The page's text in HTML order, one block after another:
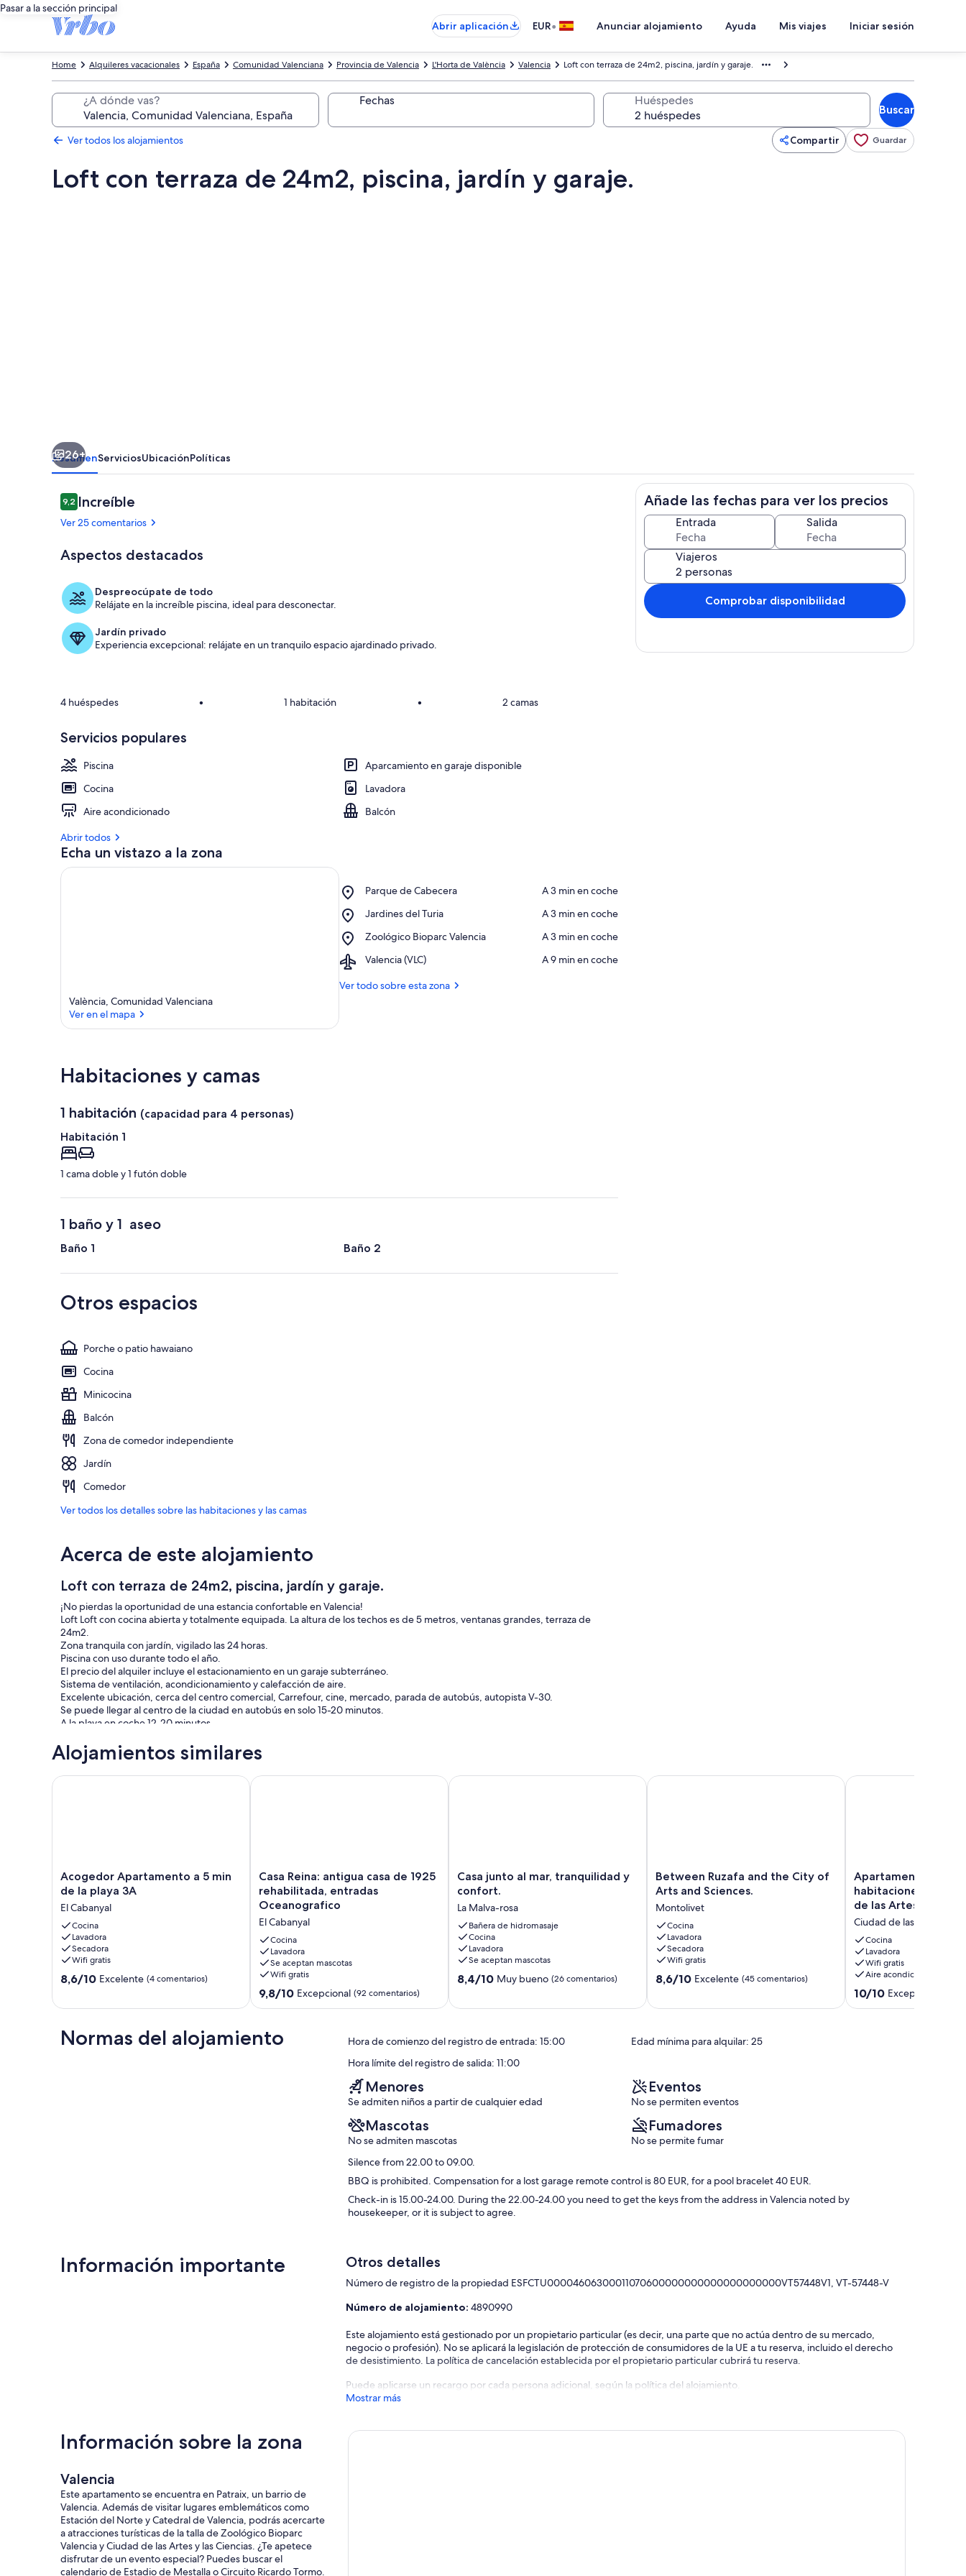
Pasar a la sección principal
Abrir aplicación
EUR• Anunciar alojamiento Ayuda Mis viajes Iniciar sesión
Loft con terraza de 24m2, piscina, jardín y garaje.
Valencia
L'Horta de València
Provincia de Valencia
Comunidad Valenciana
España
Alquileres vacacionales
Home
¿A dónde vas? Fechas Huéspedes
Buscar
Ver todos los alojamientos Compartir Guardar
Loft con terraza de 24m2, piscina, jardín y garaje.
y
garaje.
Jardines del alojamiento Interior
26+
ResumenServiciosUbicaciónPolíticas
Comentarios
9,29,2 de 10
Increíble
Ver 25 comentarios
Aspectos destacados
Despreocúpate de todo
Relájate en la increíble piscina, ideal para desconectar.
Jardín privado
Experiencia excepcional: relájate en un tranquilo espacio ajardinado privado.
4 huéspedes • 1 habitación • 2 camas
Servicios populares
Piscina
Aparcamiento en garaje disponible
Cocina
Lavadora
Aire acondicionado
Balcón
Abrir todos
Echa un vistazo a la zona
València, Comunidad Valenciana
Ver en el mapa
Parque de Cabecera
Place,
de
‪A 3 min en coche‬
Jardines del Turia
Place,
del
‪A 3 min en coche‬
Zoológico Bioparc Valencia
Place,
Bioparc
‪A 3 min en coche‬
Valencia (VLC)
Airport,
(VLC)
‪A 9 min en coche‬
Ver todo sobre esta zona
Habitaciones y camas
1 habitación (capacidad para 4 personas)
Habitación 1
1 cama doble y 1 futón doble
1 baño y 1 aseo
Baño 1 Baño 2
Otros espacios
Porche o patio hawaiano
Cocina
Minicocina
Balcón
Zona de comedor independiente
Jardín
Comedor
Ver todos los detalles sobre las habitaciones y las camas
Acerca de este alojamiento
Loft con terraza de 24m2, piscina, jardín y garaje.
¡No pierdas la oportunidad de una estancia confortable en Valencia!
Loft Loft con cocina abierta y totalmente equipada. La altura de los techos es de 5 metros, ventanas grandes, terraza de
24m2.
Zona tranquila con jardín, vigilado las 24 horas.
Piscina con uso durante todo el año.
El precio del alquiler incluye el estacionamiento en un garaje subterráneo.
Sistema de ventilación, acondicionamiento y calefacción de aire.
Excelente ubicación, cerca del centro comercial, Carrefour, cine, mercado, parada de autobús, autopista V-30.
Se puede llegar al centro de la ciudad en autobús en solo 15-20 minutos.
A la playa en coche 12-20 minutos.
Añade las fechas para ver los precios
Entrada Salida
Viajeros
Comprobar disponibilidad
Alojamientos similares
Acogedor
Apartamento
5
min
de
la
playa
3A
Acogedor Apartamento a 5 min
de la playa 3A
El Cabanyal
Cocina
Lavadora
Secadora
Wifi gratis
8.6
(4 comentarios)
8,6/10 Excelente (4 comentarios)
Acogedor Apartamento a 5 min de la playa 3A
Casa
Reina:
antigua
de
1925
rehabilitada,
entradas
Oceanografico
El
Casa Reina: antigua casa de 1925
rehabilitada, entradas
Oceanografico
El Cabanyal
Cocina
Lavadora
Se aceptan mascotas
Wifi gratis
9.8
sobre
Excepcional,
(92 comentarios)
9,8/10 Excepcional (92 comentarios)
Casa Reina: antigua casa de 1925 rehabilitada, entradas Oceanografico
Casa
junto
mar,
tranquilidad
y
confort.
La
Malva-
Casa junto al mar, tranquilidad y
confort.
La Malva-rosa
Bañera de hidromasaje
Cocina
Lavadora
Se aceptan mascotas
8.4
(26 comentarios)
8,4/10 Muy bueno (26 comentarios)
Casa junto al mar, tranquilidad y confort.
Between
Ruzafa
the
City
of
Arts
and
Sciences.
Between Ruzafa and the City of
Arts and Sciences.
Montolivet
Cocina
Lavadora
Secadora
Wifi gratis
8.6
8,6/10 Excelente (45 comentarios)
Between Ruzafa and the City of Arts and Sciences.
Apartamento
acogedor
2
junto
a
la
Ciudad
de
las
Apartamento
habitaciones, junto
de las Artes
Ciudad de las Artes y las
Cocina
Lavadora
Wifi gratis
Aire acondicionado
10.0
sobre
10/10 Excepcional
Apartamento
Normas del alojamiento Hora de comienzo del registro de entrada: 15:00
Edad mínima para alquilar: 25
Hora límite del registro de salida: 11:00
Menores
Se admiten niños a partir de cualquier edad
Eventos
No se permiten eventos
Mascotas
No se admiten mascotas
Fumadores
No se permite fumar
Silence from 22.00 to 09.00.
BBQ is prohibited. Compensation for a lost garage remote control is 80 EUR, for a pool bracelet 40 EUR.
Check-in is 15.00-24.00. During the 22.00-24.00 you need to get the keys from the address in Valencia noted by
housekeeper, or it is subject to agree.
Información importante Otros detalles
Número de registro de la propiedad ESFCTU00004606300011070600000000000000000000VT57448V1, VT-57448-V
Número de alojamiento:4890990
Este alojamiento está gestionado por un propietario particular (es decir, una parte que no actúa dentro de su mercado,
negocio o profesión). No se aplicará la legislación de protección de consumidores de la UE a tu reserva, incluido el derecho
de desistimiento. La política de cancelación establecida por el propietario particular cubrirá tu reserva.
Puede aplicarse un recargo por cada persona adicional, según la política del alojamiento.
Mostrar más
Información sobre la zona
Valencia
Este apartamento se encuentra en Patraix, un barrio de
Valencia. Además de visitar lugares emblemáticos como
Estación del Norte y Catedral de Valencia, podrás acercarte
a atracciones turísticas de la talla de Zoológico Bioparc
Valencia y Ciudad de las Artes y las Ciencias. ¿Te apetece
disfrutar de un evento especial? Puedes buscar el
calendario de Estadio de Mestalla o Circuito Ricardo Tormo.